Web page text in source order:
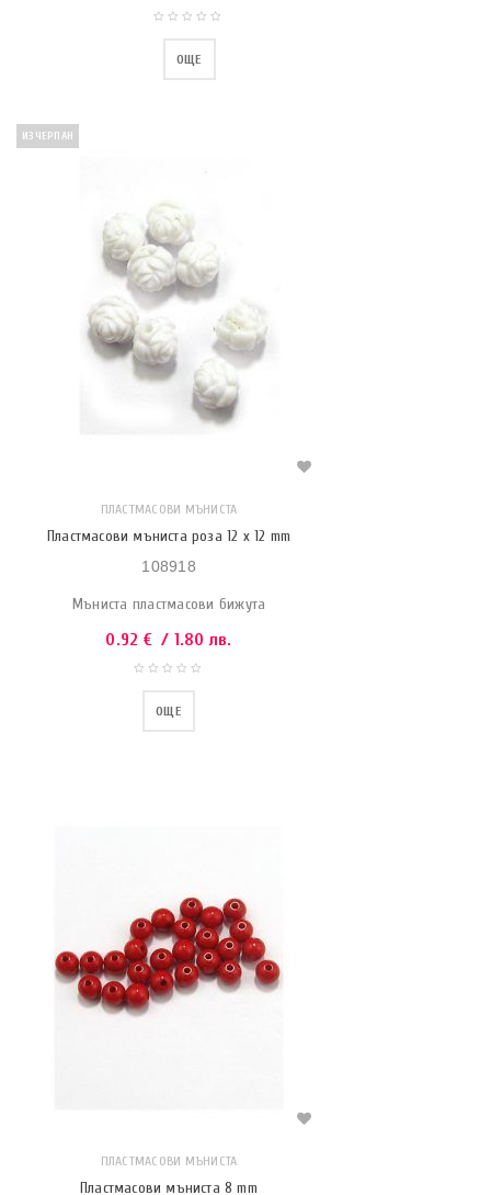
ОЩЕ
ИЗЧЕРПАН
ПЛАСТМАСОВИ МЪНИСТА
Пластмасови мъниста роза 12 x 12 mm
108918
Мъниста пластмасови бижута
0.92 € / 1.80 лв.
ОЩЕ
ПЛАСТМАСОВИ МЪНИСТА
Пластмасови мъниста 8 mm